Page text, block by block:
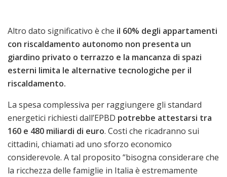
Altro dato significativo è che il 60% degli appartamenti
con riscaldamento autonomo non presenta un
giardino privato o terrazzo e la mancanza di spazi
esterni limita le alternative tecnologiche per il
riscaldamento.
La spesa complessiva per raggiungere gli standard
energetici richiesti dall’EPBD potrebbe attestarsi tra
160 e 480 miliardi di euro. Costi che ricadranno sui
cittadini, chiamati ad uno sforzo economico
considerevole. A tal proposito “bisogna considerare che
la ricchezza delle famiglie in Italia è estremamente